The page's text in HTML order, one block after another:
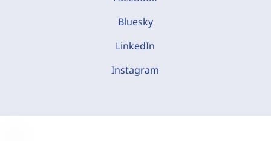
Bluesky
LinkedIn
Instagram